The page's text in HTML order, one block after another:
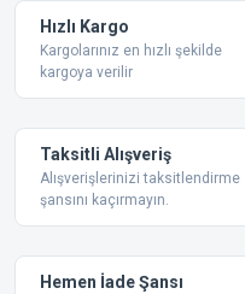
Bu ürüne benzer farklı
Hızlı Kargo
Kargolarınız en hızlı şekilde
kargoya verilir
Taksitli Alışveriş
Alışverişlerinizi taksitlendirme
şansını kaçırmayın.
Hemen İade Şansı